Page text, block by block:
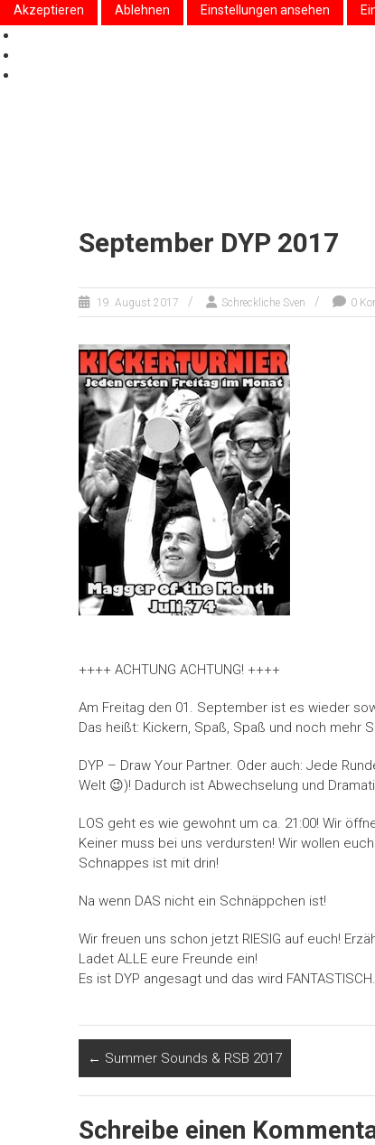
Akzeptieren Ablehnen Einstellungen ansehen
September DYP 2017
19. August 2017 Schreckliche Sven 0
++++ ACHTUNG ACHTUNG! ++++
Am Freitag den 01. September ist es wieder
Das heißt: Kickern, Spaß, Spaß und noch mehr
DYP – Draw Your Partner. Oder auch: Jede
Welt 😉)! Dadurch ist Abwechselung und
LOS geht es wie gewohnt um ca. 21:00! Wir
Keiner muss bei uns verdursten! Wir wollen
Schnappes ist mit drin!
Na wenn DAS nicht ein Schnäppchen ist!
Wir freuen uns schon jetzt RIESIG auf euch!
Ladet ALLE eure Freunde ein!
Es ist DYP angesagt und das wird FANTASTISCH.
← Summer Sounds & RSB 2017
Schreibe einen